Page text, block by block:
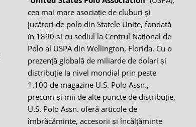
cea mai mare asociație de cluburi și
jucători de polo din Statele Unite, fondată
în 1890 și cu sediul la Centrul Național de
Polo al USPA din Wellington, Florida. Cu o
prezență globală de miliarde de dolari și
distribuție la nivel mondial prin peste
1.100 de magazine U.S. Polo Assn.,
precum și mii de alte puncte de distribuție,
U.S. Polo Assn. oferă articole de
îmbrăcăminte, accesorii și încălțăminte